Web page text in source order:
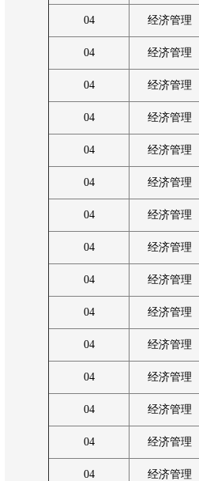
04 经济管理
04 经济管理
04 经济管理
04 经济管理
04 经济管理
04 经济管理
04 经济管理
04 经济管理
04 经济管理
04 经济管理
04 经济管理
04 经济管理
04 经济管理
04 经济管理
04 经济管理